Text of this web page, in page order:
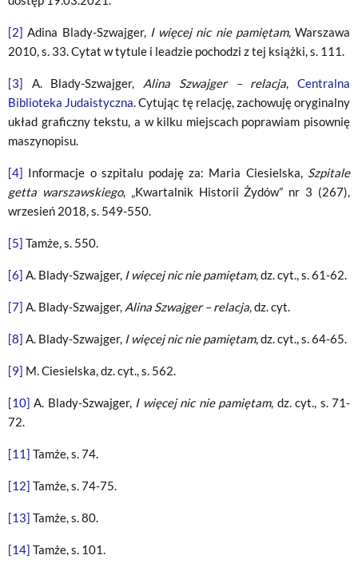
[2] Adina Blady-Szwajger, I więcej nic nie pamiętam, Warszawa
2010, s. 33. Cytat w tytule i leadzie pochodzi z tej książki, s. 111.
[3] A. Blady-Szwajger, Alina Szwajger – relacja,Centralna
Biblioteka Judaistyczna. Cytując tę relację, zachowuję oryginalny
układ graficzny tekstu, a w kilku miejscach poprawiam pisownię
maszynopisu.
[4] Informacje o szpitalu podaję za: Maria Ciesielska, Szpitale
getta warszawskiego, „Kwartalnik Historii Żydów” nr 3 (267),
wrzesień 2018, s. 549-550.
[5] Tamże, s. 550.
[6] A. Blady-Szwajger, I więcej nic nie pamiętam, dz. cyt., s. 61-62.
[7] A. Blady-Szwajger, Alina Szwajger – relacja, dz. cyt.
[8] A. Blady-Szwajger, I więcej nic nie pamiętam, dz. cyt., s. 64-65.
[9] M. Ciesielska, dz. cyt., s. 562.
[10] A. Blady-Szwajger, I więcej nic nie pamiętam, dz. cyt., s. 71-
72.
[11] Tamże, s. 74.
[12] Tamże, s. 74-75.
[13] Tamże, s. 80.
[14] Tamże, s. 101.